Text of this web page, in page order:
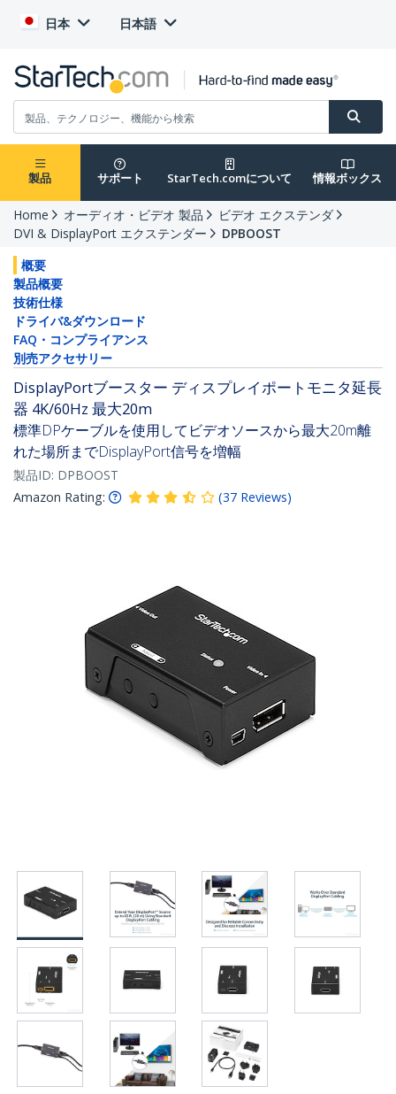
日本 日本語
製品 サポート StarTech.comについて 情報ボックス
Home オーディオ・ビデオ 製品
ビデオ エクステンダ
DVI & DisplayPort エクステンダー
DPBOOST
概要
製品概要
技術仕様
ドライバ&ダウンロード
FAQ・コンプライアンス
別売アクセサリー
DisplayPortブースター ディスプレイポートモニタ延長
器 4K/60Hz 最大20m
標準DPケーブルを使用してビデオソースから最大20m離
れた場所までDisplayPort信号を増幅
製品ID: DPBOOST
Amazon Rating:
(37 Reviews)